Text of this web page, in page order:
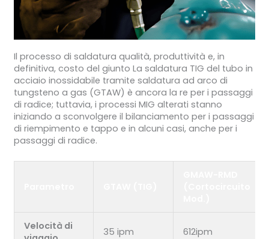
Il processo di saldatura qualità, produttività e, in
definitiva, costo del giunto La saldatura TIG del tubo in
acciaio inossidabile tramite saldatura ad arco di
tungsteno a gas (GTAW) è ancora la re per i passaggi
di radice; tuttavia, i processi MIG alterati stanno
iniziando a sconvolgere il bilanciamento per i passaggi
di riempimento e tappo e in alcuni casi, anche per i
passaggi di radice.
Velocità di
35 ipm 612ipm